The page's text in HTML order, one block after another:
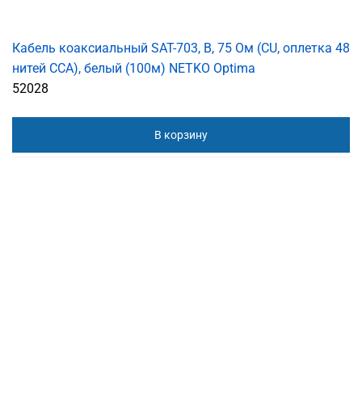
Кабель коаксиальный SAT-703, B, 75 Ом (CU, оплетка 48
нитей CCA), белый (100м) NETKO Optima
52028
В корзину